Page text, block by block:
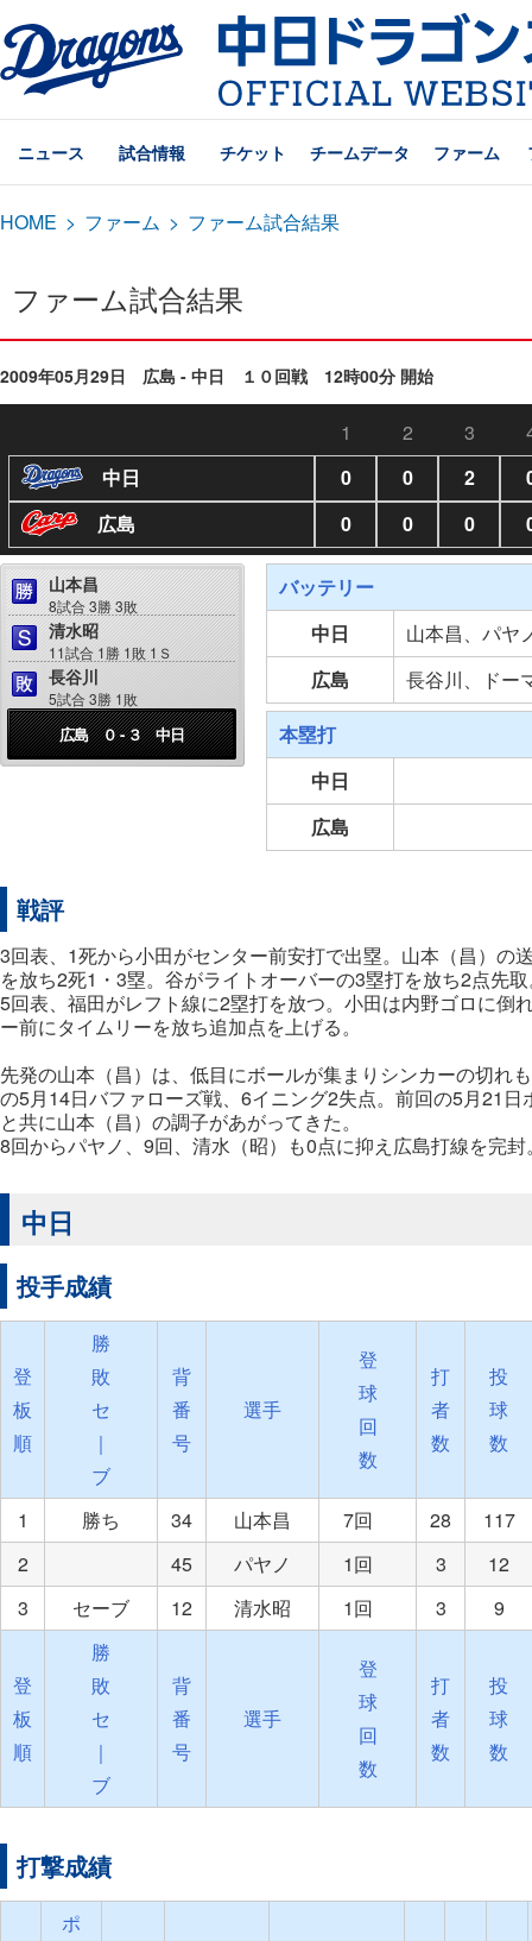
ニュース 試合情報 チケット チームデータ ファーム
HOME > ファーム > ファーム試合結果
ファーム試合結果
2009年05月29日 広島 - 中日 １０回戦 12時00分 開始
1 2 3
中日
0 0 2
広島
0 0 0
山本昌
8試合 3勝 3敗
清水昭
11試合 1勝 1敗 1Ｓ
長谷川
5試合 3勝 1敗
広島 ０ - ３ 中日
バッテリー
中日
山本昌、パヤ
広島
長谷川、ドー
本塁打
中日
広島
戦評
3回表、1死から小田がセンター前安打で出塁。山本（昌）の
を放ち2死1・3塁。谷がライトオーバーの3塁打を放ち2点先
5回表、福田がレフト線に2塁打を放つ。小田は内野ゴロに倒
ー前にタイムリーを放ち追加点を上げる。
先発の山本（昌）は、低目にボールが集まりシンカーの切れ
の5月14日バファローズ戦、6イニング2失点。前回の5月21
と共に山本（昌）の調子があがってきた。
8回からパヤノ、9回、清水（昭）も0点に抑え広島打線を完封
中日
投手成績
登
板
順
勝
敗
セ
｜
ブ
背
番
号
選手
登
球
回
数
打
者
数
投
球
数
1 勝ち 34 山本昌 7回 28
117
2
45 パヤノ 1回 3
12
3
セーブ 12 清水昭 1回 3 9
登
板
順
勝
敗
セ
｜
ブ
背
番
号
選手
登
球
回
数
打
者
数
投
球
数
打撃成績
ポ